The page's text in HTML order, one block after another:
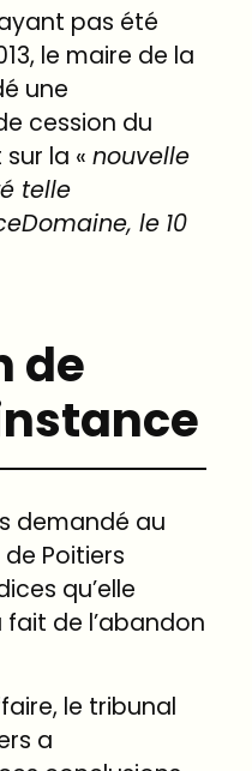
pas été
le maire de la
une
cession du
sur la «nouvelle
telle
Domaine,le 10
de
demandé au
Poitiers
qu’elle
de l’abandon
le tribunal
a